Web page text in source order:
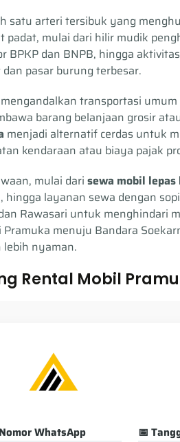
satu arteri tersibuk yang
padat, mulai dari hilir mudik
dan BNPB, hingga
pasar burung terbesar.
transportasi
barang belanjaan grosir
menjadi alternatif cerdas untuk
kendaraan atau biaya pajak
mulai dari sewa mobil lepas
layanan sewa dengan
Rawasari untuk menghindari
menuju Bandara
lebih nyaman.
Rental Mobil
WhatsApp 📅